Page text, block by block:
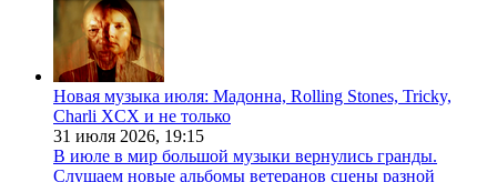
Новая музыка июля: Мадонна, Rolling Stones, Tricky,
Charli XCX и не только
31 июля 2026, 19:15
В июле в мир большой музыки вернулись гранды.
Слушаем новые альбомы ветеранов сцены разной